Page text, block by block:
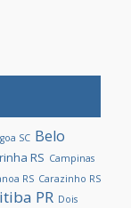
SC Belo
RS Campinas
RS Carazinho RS
PR Dois